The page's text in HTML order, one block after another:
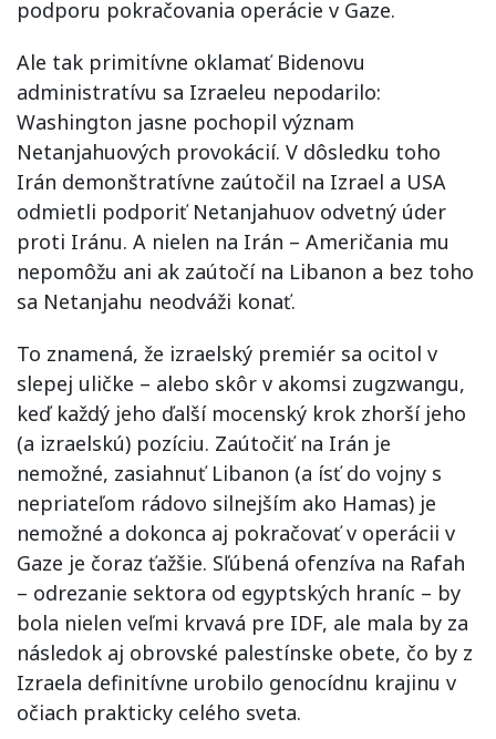
podporu pokračovania operácie v Gaze.
Ale tak primitívne oklamať Bidenovu
administratívu sa Izraeleu nepodarilo:
Washington jasne pochopil význam
Netanjahuových provokácií. V dôsledku toho
Irán demonštratívne zaútočil na Izrael a USA
odmietli podporiť Netanjahuov odvetný úder
proti Iránu. A nielen na Irán – Američania mu
nepomôžu ani ak zaútočí na Libanon a bez toho
sa Netanjahu neodváži konať.
To znamená, že izraelský premiér sa ocitol v
slepej uličke – alebo skôr v akomsi zugzwangu,
keď každý jeho ďalší mocenský krok zhorší jeho
(a izraelskú) pozíciu. Zaútočiť na Irán je
nemožné, zasiahnuť Libanon (a ísť do vojny s
nepriateľom rádovo silnejším ako Hamas) je
nemožné a dokonca aj pokračovať v operácii v
Gaze je čoraz ťažšie. Sľúbená ofenzíva na Rafah
– odrezanie sektora od egyptských hraníc – by
bola nielen veľmi krvavá pre IDF, ale mala by za
následok aj obrovské palestínske obete, čo by z
Izraela definitívne urobilo genocídnu krajinu v
očiach prakticky celého sveta.